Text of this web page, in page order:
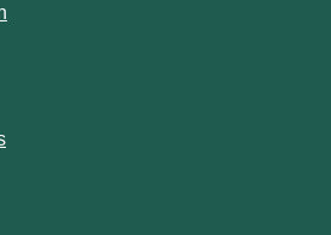
webbplats.
Länk till annan webbplats.